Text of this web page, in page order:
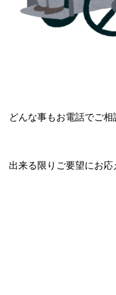
どんな事もお電話でご
出来る限りご要望にお